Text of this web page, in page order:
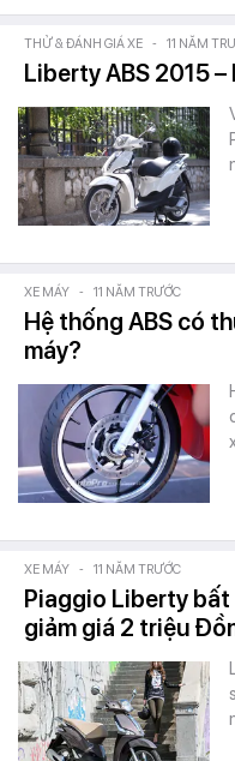
THỬ & ĐÁNH GIÁ XE - 11 NĂM
Liberty ABS 2015
XE MÁY - 11 NĂM TRƯỚC
Hệ thống ABS có
máy?
XE MÁY - 11 NĂM TRƯỚC
Piaggio Liberty bất
giảm giá 2 triệu